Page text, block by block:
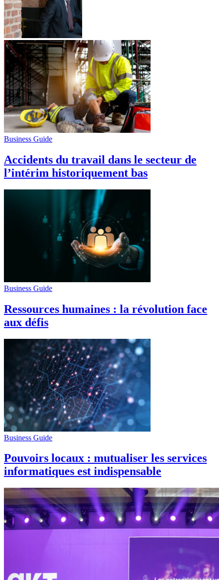
Business Guide
Accidents du travail dans le secteur de
l’intérim historiquement bas
Business Guide
Ressources humaines : la révolution face
aux défis
Business Guide
Pouvoirs locaux : mutualiser les services
informatiques est indispensable